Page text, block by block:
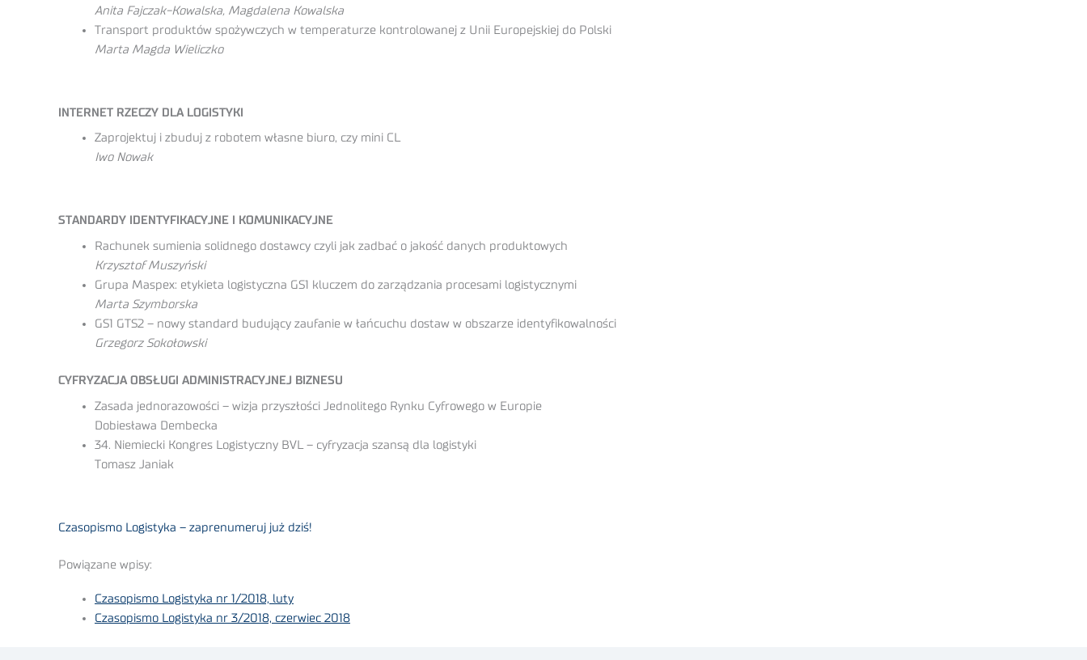
Anita Fajczak-Kowalska, Magdalena Kowalska
Transport produktów spożywczych w temperaturze kontrolowanej z Unii Europejskiej do Polski
Marta Magda Wieliczko
INTERNET RZECZY DLA LOGISTYKI
Zaprojektuj i zbuduj z robotem własne biuro, czy mini CL
Iwo Nowak
STANDARDY IDENTYFIKACYJNE I KOMUNIKACYJNE
Rachunek sumienia solidnego dostawcy czyli jak zadbać o jakość danych produktowych
Krzysztof Muszyński
Grupa Maspex: etykieta logistyczna GS1 kluczem do zarządzania procesami logistycznymi
Marta Szymborska
GS1 GTS2 – nowy standard budujący zaufanie w łańcuchu dostaw w obszarze identyfikowalności
Grzegorz Sokołowski
CYFRYZACJA OBSŁUGI ADMINISTRACYJNEJ BIZNESU
Zasada jednorazowości – wizja przyszłości Jednolitego Rynku Cyfrowego w Europie
Dobiesława Dembecka
34. Niemiecki Kongres Logistyczny BVL – cyfryzacja szansą dla logistyki
Tomasz Janiak
Czasopismo Logistyka – zaprenumeruj już dziś!
Powiązane wpisy:
Czasopismo Logistyka nr 1/2018, luty
Czasopismo Logistyka nr 3/2018, czerwiec 2018